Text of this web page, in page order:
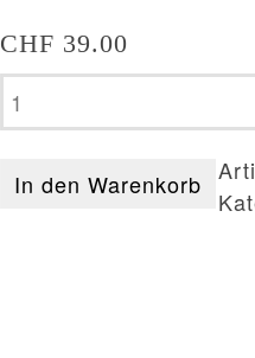
CHF 39.00
Irene
Senn
Die
In den Warenkorb